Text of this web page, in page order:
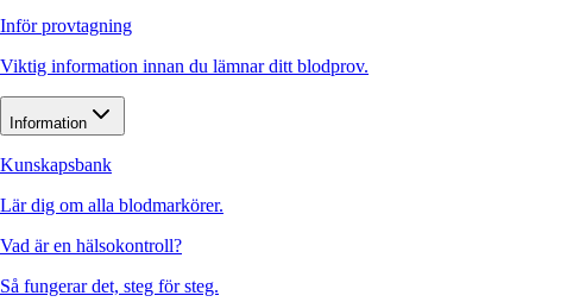
Inför provtagning
Viktig information innan du lämnar ditt blodprov.
Information
Kunskapsbank
Lär dig om alla blodmarkörer.
Vad är en hälsokontroll?
Så fungerar det, steg för steg.